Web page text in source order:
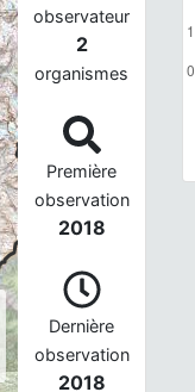
observateur
2
organismes
Première
observation
2018
Dernière
observation
2018